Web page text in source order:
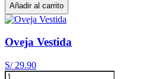
Añadir al carrito
Oveja Vestida
S/ 29.90